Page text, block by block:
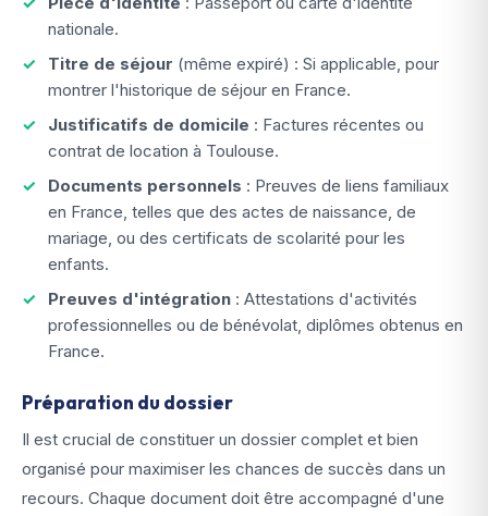
nationale.
Titre de séjour (même expiré) : Si applicable, pour
montrer l'historique de séjour en France.
Justificatifs de domicile : Factures récentes ou
contrat de location à Toulouse.
Documents personnels : Preuves de liens familiaux
en France, telles que des actes de naissance, de
mariage, ou des certificats de scolarité pour les
enfants.
Preuves d'intégration : Attestations d'activités
professionnelles ou de bénévolat, diplômes obtenus en
France.
Préparation du dossier
Il est crucial de constituer un dossier complet et bien
organisé pour maximiser les chances de succès dans un
recours. Chaque document doit être accompagné d'une